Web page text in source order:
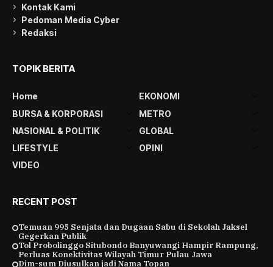
Kontak Kami
Pedoman Media Cyber
Redaksi
TOPIK BERITA
Home
EKONOMI
BURSA & KORPORASI
METRO
NASIONAL & POLITIK
GLOBAL
LIFESTYLE
OPINI
VIDEO
RECENT POST
Temuan 995 Senjata dan Dugaan Sabu di Sekolah Jaksel
Gegerkan Publik
Tol Probolinggo Situbondo Banyuwangi Hampir Rampung,
Perluas Konektivitas Wilayah Timur Pulau Jawa
Dim-sum Diusulkan jadi Nama Topan